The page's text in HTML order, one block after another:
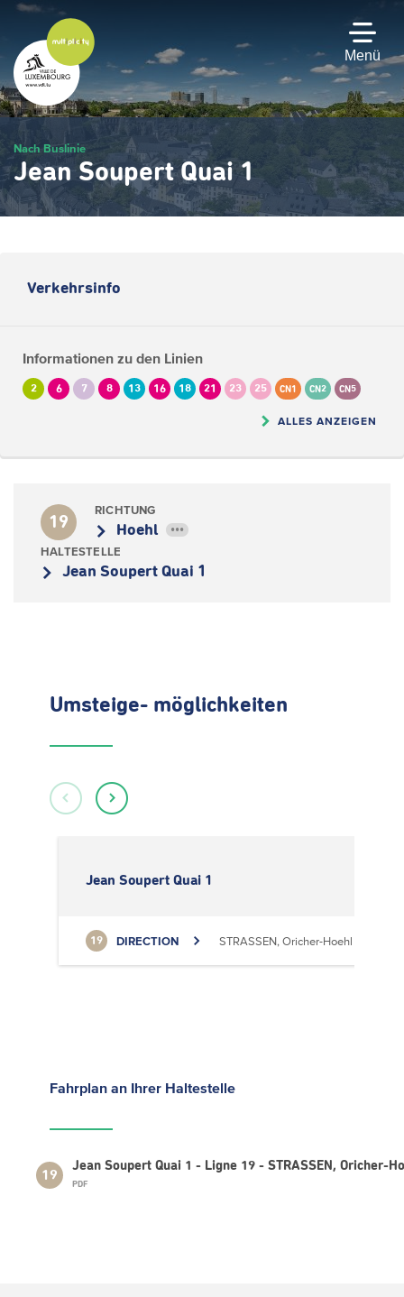
Zum
Hauptinhalt
gehen
Menü
Nach Buslinie
Jean Soupert Quai 1
Verkehrsinfo
Informationen zu den Linien
2 6 7 8 13 16 18 21 23 25 CN1 CN2 CN5
ALLES ANZEIGEN
19
RICHTUNG
Hoehl •••
HALTESTELLE
Jean Soupert Quai 1
Umsteige- möglichkeiten
Jean Soupert Quai 1
19 DIRECTION STRASSEN, Oricher-Hoehl
Fahrplan an Ihrer Haltestelle
19
Jean Soupert Quai 1 - Ligne 19 - STRASSEN, Oricher-
PDF